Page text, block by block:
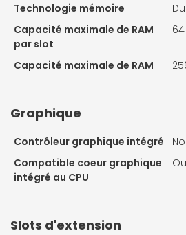
Technologie mémoire
Capacité maximale de RAM
par slot
Capacité maximale de RAM
Graphique
Contrôleur graphique intégré
Compatible coeur graphique
intégré au CPU
Slots d'extension